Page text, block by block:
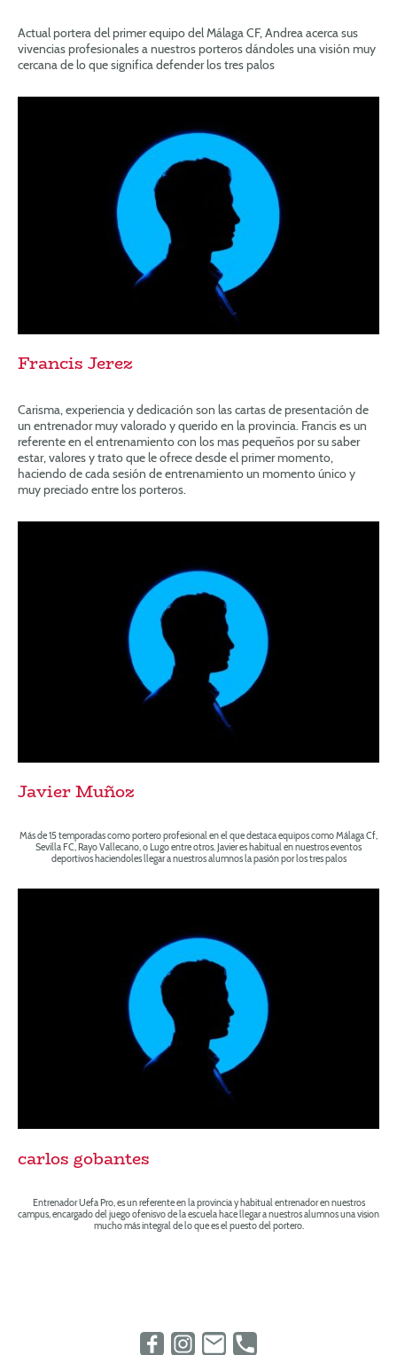
Actual portera del primer equipo del Málaga CF, Andrea acerca sus
vivencias profesionales a nuestros porteros dándoles una visión muy
cercana de lo que significa defender los tres palos
Francis Jerez
Carisma, experiencia y dedicación son las cartas de presentación de
un entrenador muy valorado y querido en la provincia. Francis es un
referente en el entrenamiento con los mas pequeños por su saber
estar, valores y trato que le ofrece desde el primer momento,
haciendo de cada sesión de entrenamiento un momento único y
muy preciado entre los porteros.
Javier Muñoz
Más de 15 temporadas como portero profesional en el que destaca equipos como Málaga Cf,
Sevilla FC, Rayo Vallecano, o Lugo entre otros. Javier es habitual en nuestros eventos
deportivos haciendoles llegar a nuestros alumnos la pasión por los tres palos
carlos gobantes
Entrenador Uefa Pro, es un referente en la provincia y habitual entrenador en nuestros
campus, encargado del juego ofenisvo de la escuela hace llegar a nuestros alumnos una vision
mucho más integral de lo que es el puesto del portero.